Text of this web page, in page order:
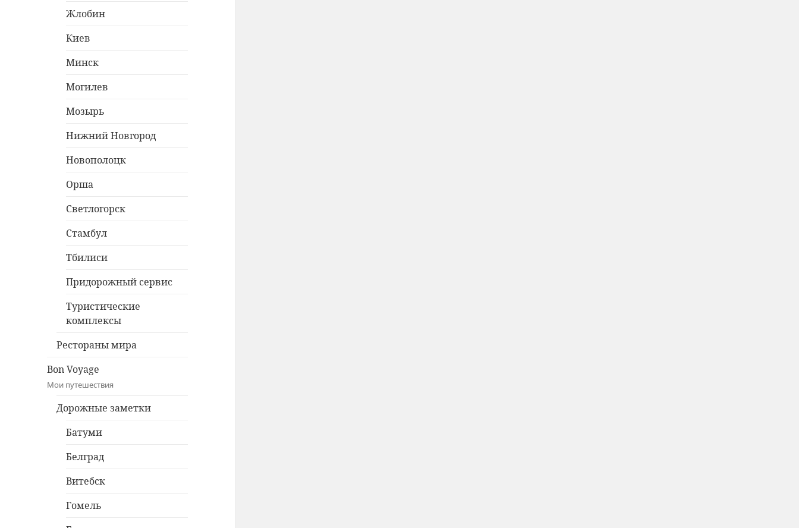
Жлобин
Киев
Минск
Могилев
Мозырь
Нижний Новгород
Новополоцк
Орша
Светлогорск
Стамбул
Тбилиси
Придорожный сервис
Туристические
комплексы
Рестораны мира
Bon Voyage
Мои путешествия
Дорожные заметки
Батуми
Белград
Витебск
Гомель